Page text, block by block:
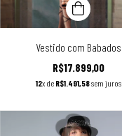
Vestido com Babados
R$17.899,00
12x de R$1.491,58sem juros